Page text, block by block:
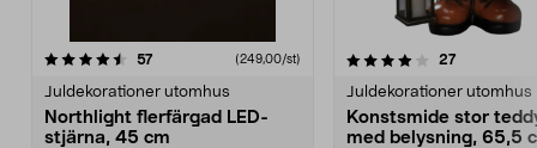
57recensioner (249,00/st)
Juldekorationer utomhus
Northlight flerfärgad LED-
stjärna, 45 cm
4.0 av 5 stjärnor 27recensioner
Juldekorationer utomhus
Konstsmide stor
med belysning, 65,5
4.5 av 5 stjärnor